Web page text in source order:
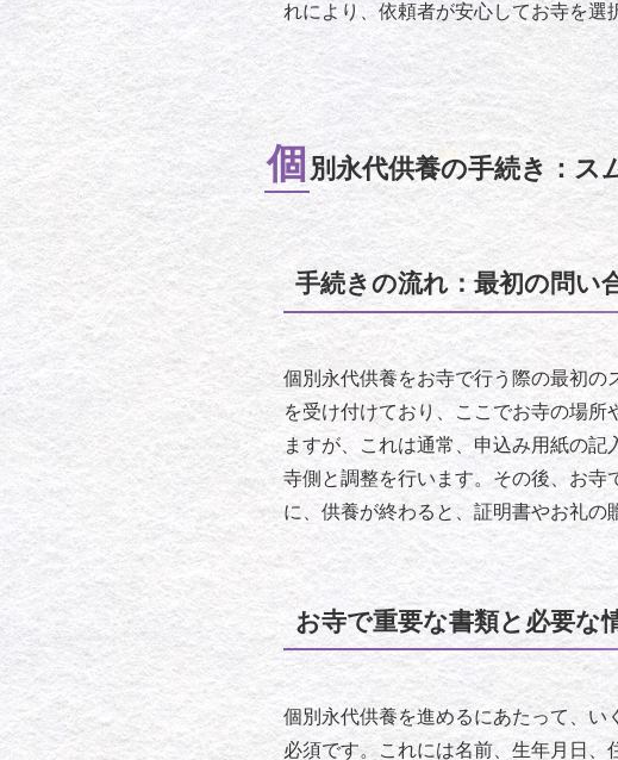
れにより、依頼者が安心してお寺を選
個 別永代供養の手続き：ス
手続きの流れ：最初の問い
個別永代供養をお寺で行う際の最初の
を受け付けており、ここでお寺の場
ますが、これは通常、申込み用紙の
寺側と調整を行います。その後、お寺
に、供養が終わると、証明書やお礼の
お寺で重要な書類と必要な
個別永代供養を進めるにあたって、い
必須です。これには名前、生年月日